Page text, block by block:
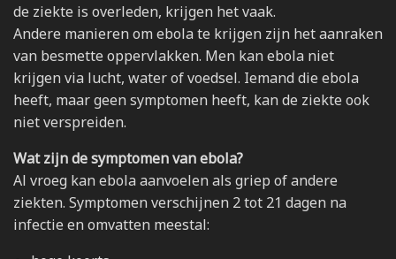
de ziekte is overleden, krijgen het vaak.
Andere manieren om ebola te krijgen zijn het aanraken
van besmette oppervlakken. Men kan ebola niet
krijgen via lucht, water of voedsel. Iemand die ebola
heeft, maar geen symptomen heeft, kan de ziekte ook
niet verspreiden.
Wat zijn de symptomen van ebola?
Al vroeg kan ebola aanvoelen als griep of andere
ziekten. Symptomen verschijnen 2 tot 21 dagen na
infectie en omvatten meestal: